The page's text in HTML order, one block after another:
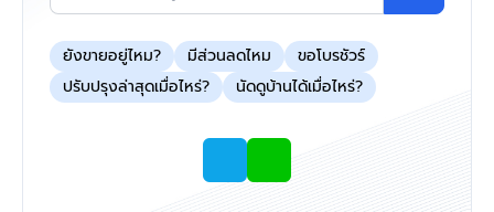
ยังขายอยู่ไหม? มีส่วนลดไหม
ขอโบรชัวร์
ปรับปรุงล่าสุดเมื่อไหร่?
นัดดูบ้านได้เมื่อไหร่?